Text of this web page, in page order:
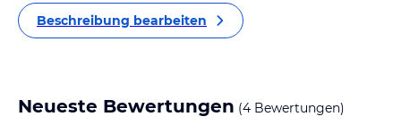
Beschreibung bearbeiten
Neueste Bewertungen (4 Bewertungen)